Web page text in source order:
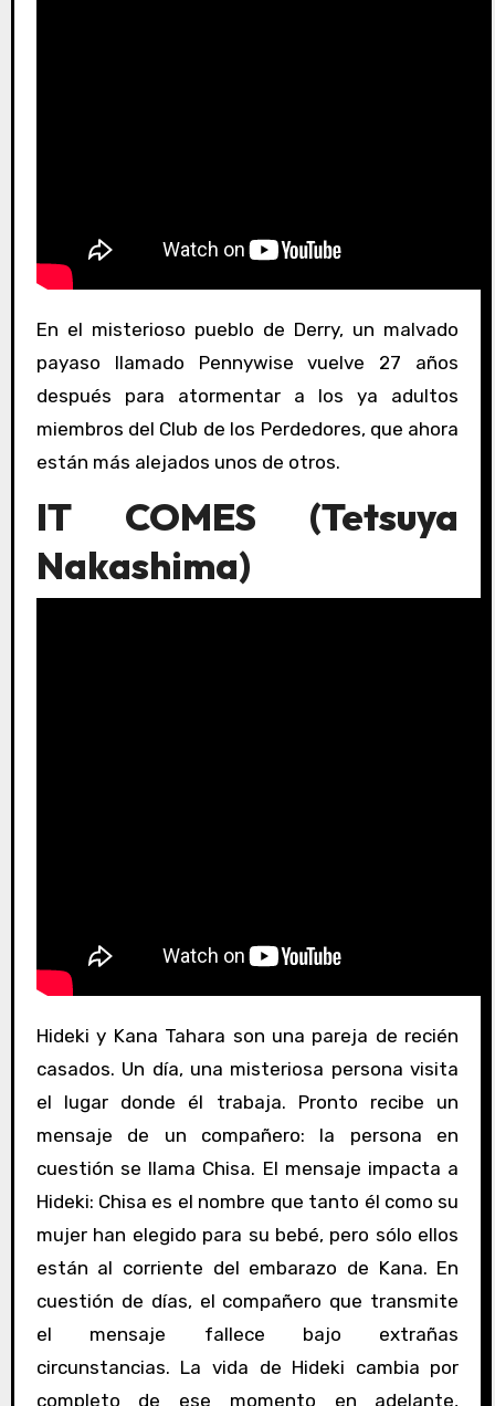
En el misterioso pueblo de Derry, un malvado
payaso llamado Pennywise vuelve 27 años
después para atormentar a los ya adultos
miembros del Club de los Perdedores, que ahora
están más alejados unos de otros.
IT COMES (Tetsuya
Nakashima)
Hideki y Kana Tahara son una pareja de recién
casados. Un día, una misteriosa persona visita
el lugar donde él trabaja. Pronto recibe un
mensaje de un compañero: la persona en
cuestión se llama Chisa. El mensaje impacta a
Hideki: Chisa es el nombre que tanto él como su
mujer han elegido para su bebé, pero sólo ellos
están al corriente del embarazo de Kana. En
cuestión de días, el compañero que transmite
el mensaje fallece bajo extrañas
circunstancias. La vida de Hideki cambia por
completo de ese momento en adelante,